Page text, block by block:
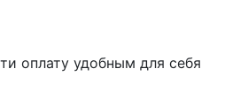
оплату удобным для себя